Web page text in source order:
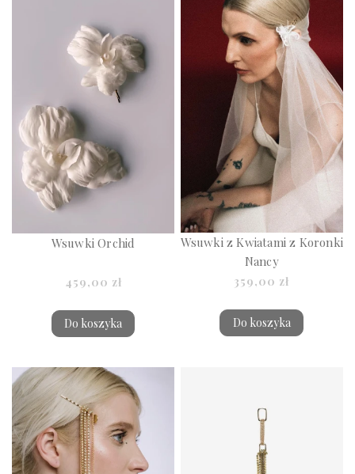
Wsuwki Orchid
459,00 zł
Do koszyka
Wsuwki z Kwiatami z Koronki
Nancy
359,00 zł
Do koszyka